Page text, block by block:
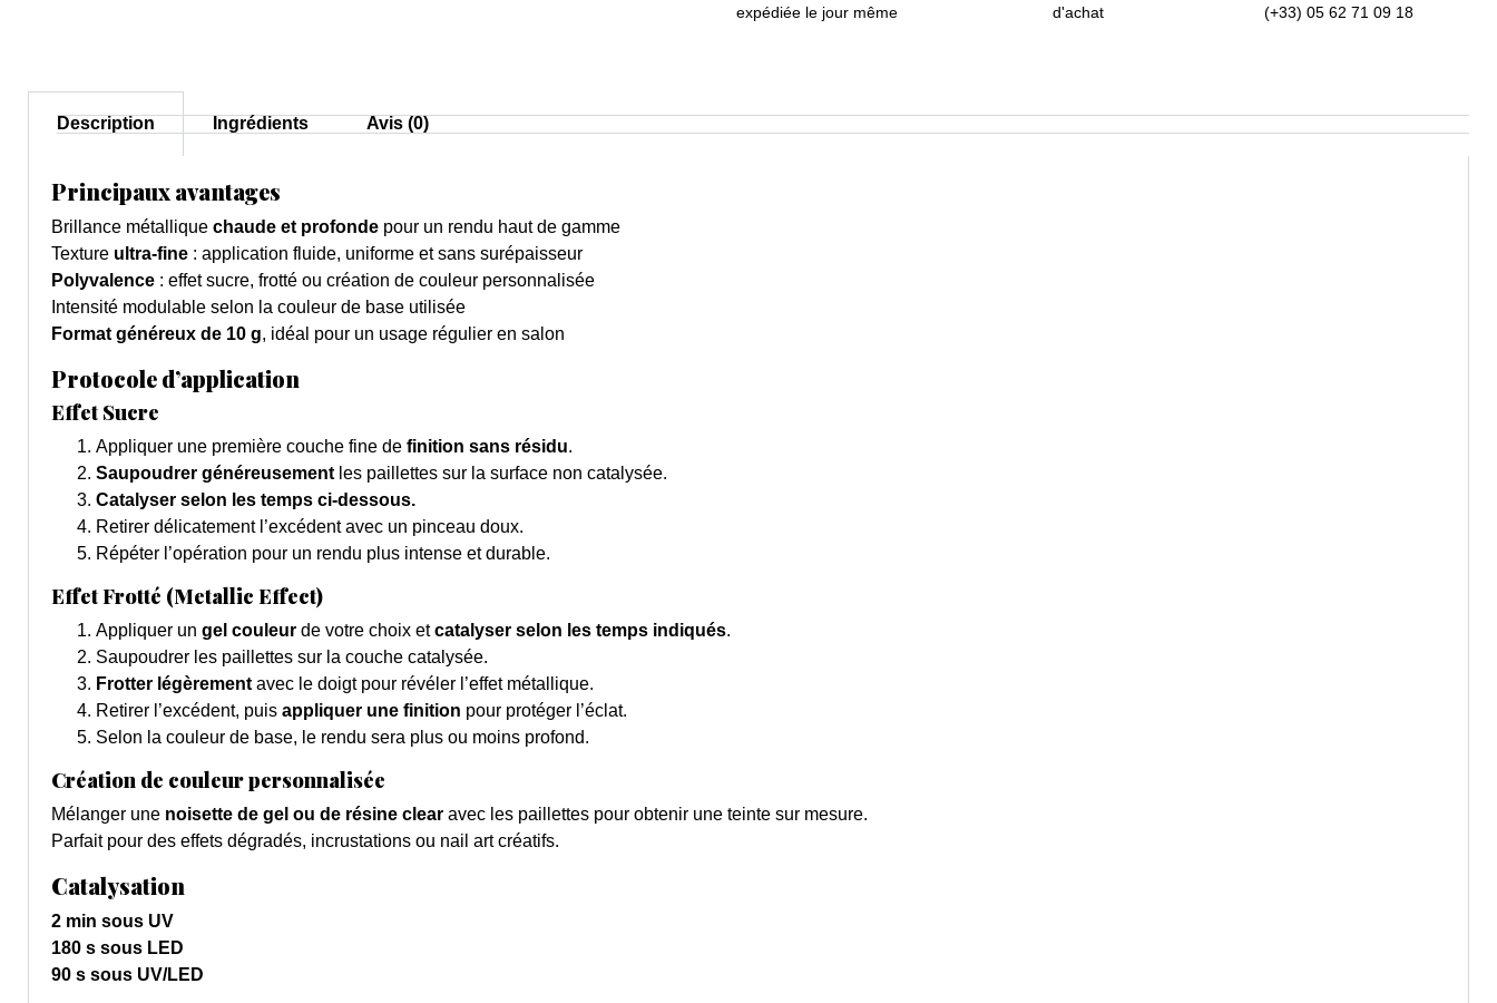
expédiée le jour même
d'achat
(+33) 05 62 71 09 18
Description Ingrédients Avis (0)
Principaux avantages
Brillance métallique chaude et profonde pour un rendu haut de gamme
Texture ultra-fine : application fluide, uniforme et sans surépaisseur
Polyvalence : effet sucre, frotté ou création de couleur personnalisée
Intensité modulable selon la couleur de base utilisée
Format généreux de 10 g, idéal pour un usage régulier en salon
Protocole d’application
Effet Sucre
Appliquer une première couche fine de finition sans résidu.
Saupoudrer généreusementles paillettes sur la surface non catalysée.
Catalyser selon les temps ci-dessous.
Retirer délicatement l’excédent avec un pinceau doux.
Répéter l’opération pour un rendu plus intense et durable.
Effet Frotté (Metallic Effect)
Appliquer un gel couleur de votre choix etcatalyser selon les temps indiqués.
Saupoudrer les paillettes sur la couche catalysée.
Frotter légèrementavec le doigt pour révéler l’effet métallique.
Retirer l’excédent, puis appliquer une finition pour protéger l’éclat.
Selon la couleur de base, le rendu sera plus ou moins profond.
Création de couleur personnalisée
Mélanger une noisette de gel ou de résine clear avec les paillettes pour obtenir une teinte sur mesure.
Parfait pour des effets dégradés, incrustations ou nail art créatifs.
Catalysation
2 min sous UV
180 s sous LED
90 s sous UV/LED